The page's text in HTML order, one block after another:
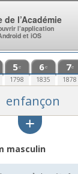
5e
1798
6e
1835
7e
1878
enfançon
masculin
l’Académie
l’application
et iOS